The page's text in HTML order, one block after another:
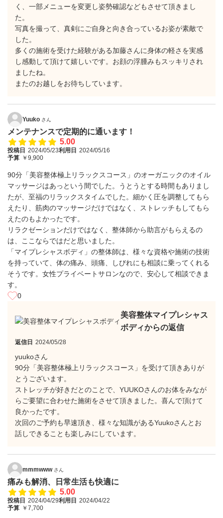
く、一部メニューを変更し姿勢確認などもさせて頂きまし
た。
写真を撮って、真剣にご自身と向き合っているお姿が素敵で
した。
多くの施術を受けた経験がある加藤さんに身体の軽さを実感
し感動して頂けて嬉しいです。お顔の浮腫みもスッキリされ
ましたね。
またのお越しをお待ちしています。
Yuuko さん
メンテナンスで定期的に通います！
5.00
投稿日 2024/05/23利用日 2024/05/16
予算 ￥9,900
90分「美容整体極上リラックスコース」のオーガニックのオイル
マッサージはあっという間でした。うとうとする時間もありまし
たが、至福のリラックスタイムでした。細かく圧を調整してもら
えたり、筋肉のマッサージだけではなく、ストレッチもしてもら
えたのもよかったです。
リラクゼーションだけではなく、整体師から助言がもらえるの
は、ここならではだと思いました。
「マイプレシャスボディ」の整体師は、様々な資格や施術の技術
を持っていて、体の痛み、頭痛、しびれにも相談に乗ってくれる
そうです。女性プライベートサロンなので、安心して相談できま
す。
0
美容整体マイプレシャス
ボディからの返信
返信日 2024/05/28
yuukoさん
90分「美容整体極上リラックスコース」を受けて頂きありが
とうございます。
ストレッチが好きだとのことで、YUUKOさんのお体をみなが
らご要望に合わせた施術をさせて頂きました。喜んで頂けて
良かったです。
次回のご予約も早速頂き、様々な知識があるYuukoさんとお
話しできることも楽しみにしています。
mmmwww さん
痛みも解消、日常生活も快適に
5.00
投稿日 2024/04/29利用日 2024/04/22
予算 ￥7,700